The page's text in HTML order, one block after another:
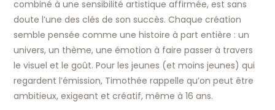
combiné à une sensibilité artistique affirmée, est sans
doute l’une des clés de son succès. Chaque création
semble pensée comme une histoire à part entière : un
univers, un thème, une émotion à faire passer à travers
le visuel et le goût. Pour les jeunes (et moins jeunes) qui
regardent l’émission, Timothée rappelle qu’on peut être
ambitieux, exigeant et créatif, même à 16 ans.